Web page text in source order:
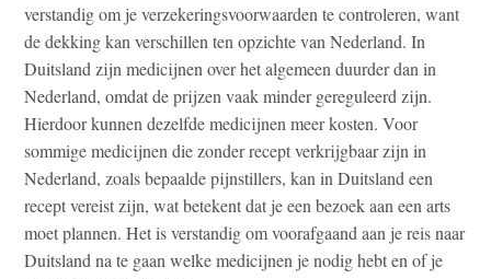
verstandig om je verzekeringsvoorwaarden te controleren, want
de dekking kan verschillen ten opzichte van Nederland. In
Duitsland zijn medicijnen over het algemeen duurder dan in
Nederland, omdat de prijzen vaak minder gereguleerd zijn.
Hierdoor kunnen dezelfde medicijnen meer kosten. Voor
sommige medicijnen die zonder recept verkrijgbaar zijn in
Nederland, zoals bepaalde pijnstillers, kan in Duitsland een
recept vereist zijn, wat betekent dat je een bezoek aan een arts
moet plannen. Het is verstandig om voorafgaand aan je reis naar
Duitsland na te gaan welke medicijnen je nodig hebt en of je